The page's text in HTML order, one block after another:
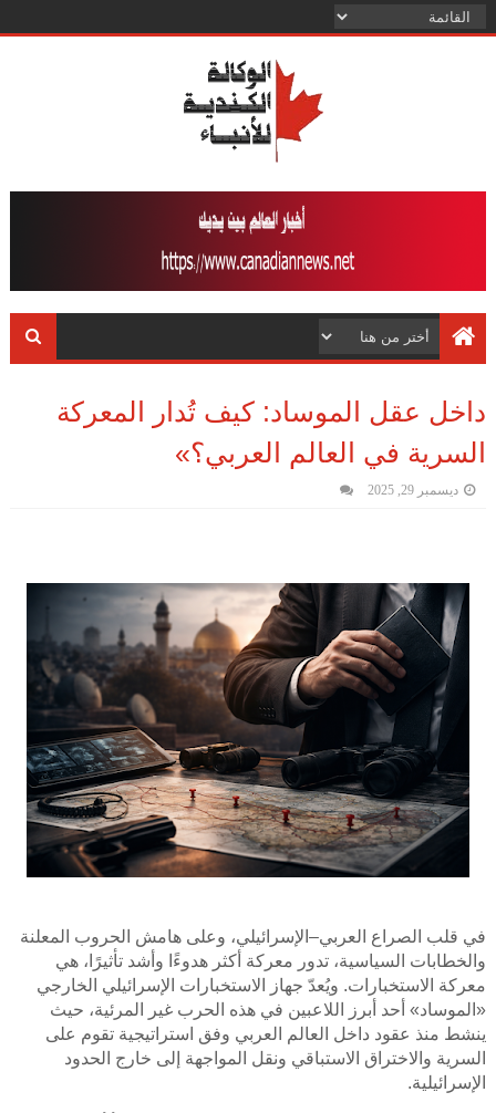
داخل عقل الموساد: كيف تُدار المعركة
السرية في العالم العربي؟»
ديسمبر 29, 2025
في قلب الصراع العربي–الإسرائيلي، وعلى هامش الحروب المعلنة
والخطابات السياسية، تدور معركة أكثر هدوءًا وأشد تأثيرًا، هي
معركة الاستخبارات. ويُعدّ جهاز الاستخبارات الإسرائيلي الخارجي
«الموساد» أحد أبرز اللاعبين في هذه الحرب غير المرئية، حيث
ينشط منذ عقود داخل العالم العربي وفق استراتيجية تقوم على
السرية والاختراق الاستباقي ونقل المواجهة إلى خارج الحدود
الإسرائيلية.